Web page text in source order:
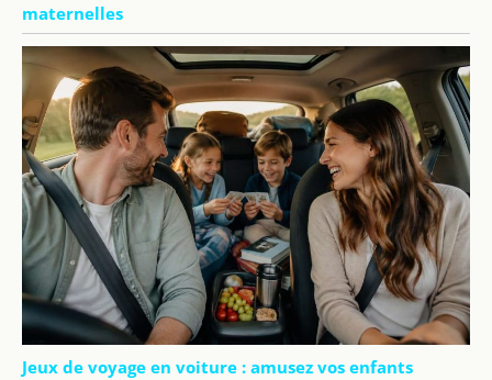
maternelles
Jeux de voyage en voiture : amusez vos enfants